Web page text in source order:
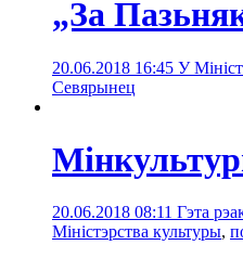
„За
20.06.2018 16:45 У
Севярынец
20.06.2018 08:11 Гэта
Міністэрства культуры,